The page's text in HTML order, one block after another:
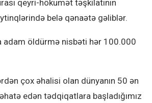
qeyri-hökumət təşkilatının
belə qənaətə gəliblər.
adam öldürmə nisbəti hər 100.000
çox əhalisi olan dünyanın 50 ən
edən tədqiqatlara başladığımız